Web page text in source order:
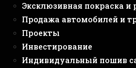
Эксклюзивная покраска и
Продажа автомобилей и
Проекты
Инвестирование
Индивидуальный пошив